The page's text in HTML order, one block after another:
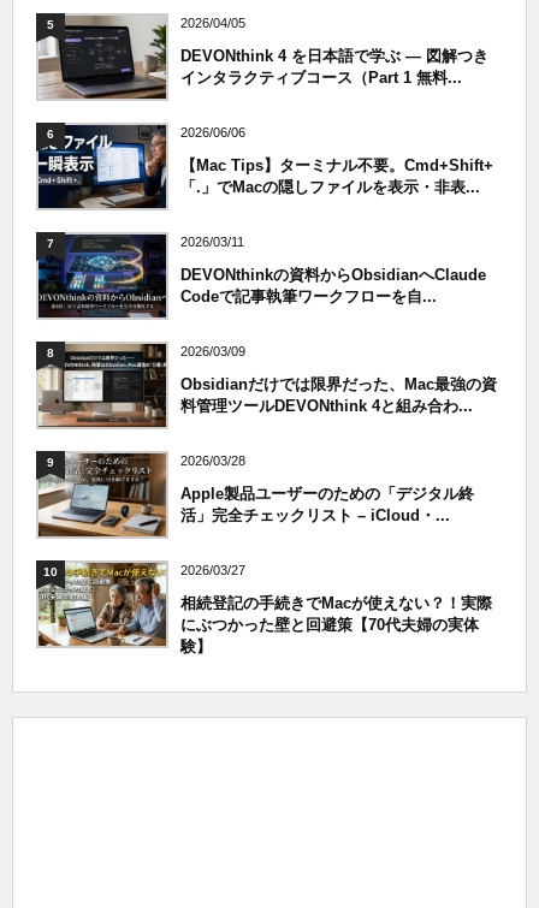
5 2026/04/05
DEVONthink 4 を日本語で学ぶ — 図解つき
インタラクティブコース（Part 1 無料...
6 2026/06/06
【Mac Tips】ターミナル不要。Cmd+Shift+
「.」でMacの隠しファイルを表示・非表...
7 2026/03/11
DEVONthinkの資料からObsidianへClaude
Codeで記事執筆ワークフローを自...
8 2026/03/09
Obsidianだけでは限界だった、Mac最強の資
料管理ツールDEVONthink 4と組み合わ...
9 2026/03/28
Apple製品ユーザーのための「デジタル終
活」完全チェックリスト – iCloud・...
10 2026/03/27
相続登記の手続きでMacが使えない？！実際
にぶつかった壁と回避策【70代夫婦の実体
験】